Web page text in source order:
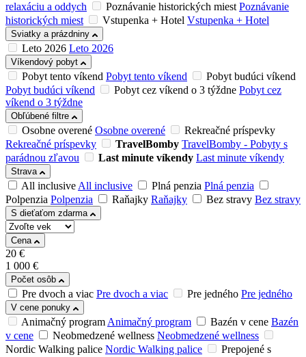
relaxáciu a oddych
Poznávanie historických miest Poznávanie
historických miest
Vstupenka + Hotel Vstupenka + Hotel
Sviatky a prázdniny
Leto 2026 Leto 2026
Víkendový pobyt
Pobyt tento víkend Pobyt tento víkend
Pobyt budúci víkend
Pobyt budúci víkend
Pobyt cez víkend o 3 týždne Pobyt cez
víkend o 3 týždne
Obľúbené filtre
Osobne overené Osobne overené
Rekreačné príspevky
Rekreačné príspevky
TravelBomby TravelBomby - Pobyty s
parádnou zľavou
Last minute víkendy Last minute víkendy
Strava
All inclusiveAll inclusive Plná penzia Plná penzia
Polpenzia Polpenzia Raňajky Raňajky Bez stravy Bez stravy
S dieťaťom zdarma
Cena
20 €
1 000 €
Počet osôb
Pre dvoch a viac Pre dvoch a viac Pre jedného Pre jedného
V cene ponuky
Animačný programAnimačný program Bazén v cene Bazén
v cene
Neobmedzené wellness Neobmedzené wellness
Nordic Walking palice Nordic Walking palice
Prepojené s